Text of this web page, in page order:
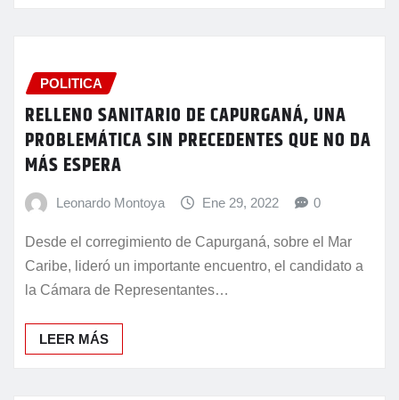
POLITICA
RELLENO SANITARIO DE CAPURGANÁ, UNA
PROBLEMÁTICA SIN PRECEDENTES QUE NO DA
MÁS ESPERA
Leonardo Montoya Ene 29, 2022 0
Desde el corregimiento de Capurganá, sobre el Mar
Caribe, lideró un importante encuentro, el candidato a
la Cámara de Representantes…
LEER MÁS